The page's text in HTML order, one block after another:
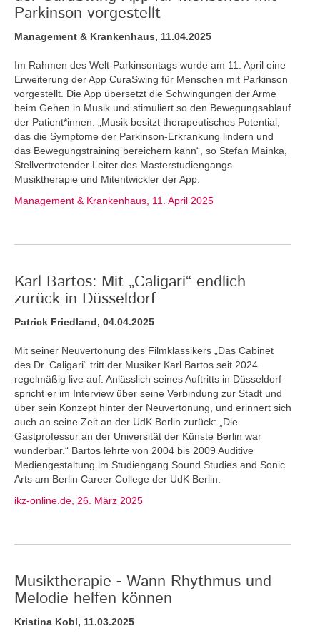
Parkinson vorgestellt
Management & Krankenhaus, 11.04.2025
Im Rahmen des Welt-Parkinsontags wurde am 11. April eine
Erweiterung der App CuraSwing für Menschen mit Parkinson
vorgestellt. Die App übersetzt die Schwingungen der Arme
beim Gehen in Musik und stimuliert so den Bewegungsablauf
der Patient*innen. „Musik besitzt therapeutisches Potential,
das die Symptome der Parkinson-Erkrankung lindern und
das Bewegungstraining bereichern kann“, so Stefan Mainka,
Stellvertretender Leiter des Masterstudiengangs
Musiktherapie und Mitentwickler der App.
Management & Krankenhaus, 11. April 2025
Karl Bartos: Mit „Caligari“ endlich
zurück in Düsseldorf
Patrick Friedland, 04.04.2025
Mit seiner Neuvertonung des Filmklassikers „Das Cabinet
des Dr. Caligari“ tritt der Musiker Karl Bartos seit 2024
regelmäßig live auf. Anlässlich seines Auftritts in Düsseldorf
spricht er im Interview über seine Verbindung zur Stadt und
über sein Konzept hinter der Neuvertonung, und erinnert sich
auch an seine Zeit an der UdK Berlin zurück: „Die
Gastprofessur an der Universität der Künste Berlin war
wunderbar.“ Bartos lehrte von 2004 bis 2009 Auditive
Mediengestaltung im Studiengang Sound Studies and Sonic
Arts am Berlin Career College der UdK Berlin.
ikz-online.de, 26. März 2025
Musiktherapie - Wann Rhythmus und
Melodie helfen können
Kristina Kobl, 11.03.2025